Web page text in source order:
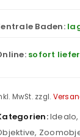
Baden:
sofort
MwSt. zzgl.
Idealo,
,